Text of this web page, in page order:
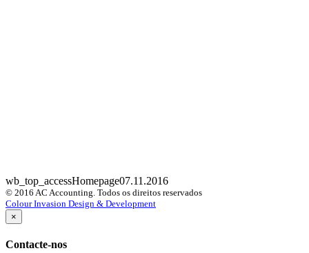
wb_top_accessHomepage07.11.2016
© 2016 AC Accounting. Todos os direitos reservados
Colour Invasion Design & Development
×
Contacte-nos